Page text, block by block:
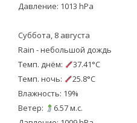
Давление: 1013 hPa
Суббота, 8 августа
Rain - небольшой дождь
Темп. днём:
37.41°C
Темп. ночь:
25.8°C
Влажность: 19%
Ветер:
6.57 м.с.